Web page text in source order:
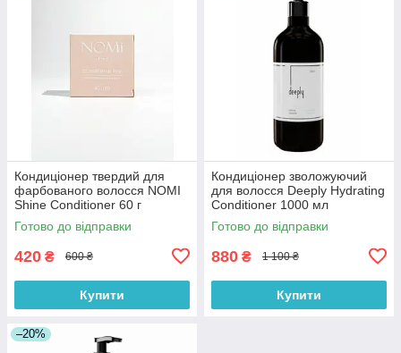
Кондиціонер твердий для
фарбованого волосся NOMI
Shine Conditioner 60 г
Готово до відправки
420 ₴ 600 ₴
Купити
Кондиціонер зволожуючий
для волосся Deeply Hydrating
Conditioner 1000 мл
Готово до відправки
880 ₴ 1 100 ₴
Купити
–20%